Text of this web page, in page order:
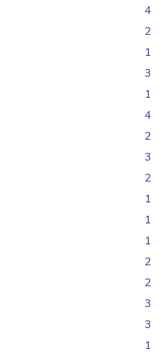
4
2
1
3
1
4
2
3
2
1
1
1
2
2
3
3
1